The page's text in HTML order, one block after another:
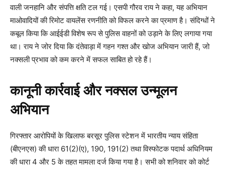
वाली जनहानि और संपत्ति क्षति टल गई। एसपी गौरव राय ने कहा, यह अभियान
माओवादियों की रिमोट वायलेंस रणनीति को विफल करने का प्रमाण है। संदिग्धों ने
कबूल किया कि आईईडी विशेष रूप से पुलिस वाहनों को उड़ाने के लिए लगाया गया
था। राय ने जोर दिया कि दंतेवाड़ा में गहन गश्त और खोज अभियान जारी हैं, जो
नक्सली प्रभाव को कम करने में सफल साबित हो रहे हैं।
कानूनी कार्रवाई और नक्सल उन्मूलन
अभियान
गिरफ्तार आरोपियों के खिलाफ बरसूर पुलिस स्टेशन में भारतीय न्याय संहिता
(बीएनएस) की धारा 61(2)(ए), 190, 191(2) तथा विस्फोटक पदार्थ अधिनियम
की धारा 4 और 5 के तहत मामला दर्ज किया गया है। सभी को शनिवार को कोर्ट